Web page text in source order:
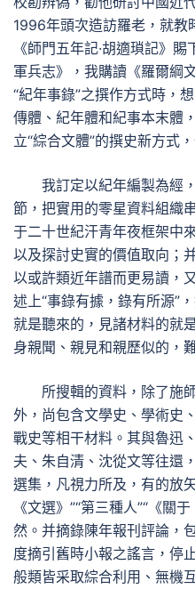
1996年頭次造訪羅老，就教
《師門五年記·胡適瑣記》
軍兵志》，我購讀《羅爾綱
“紀年事錄”之撰作方式時，
傳體、紀年體和紀事本末體
立“綜合文體”的撰史新方式
我訂定以紀年編製為經
節，把實用的零星資料組織
于二十世紀汗青年夜框架中
以及探討史實的價值取向；
以或許類近年譜而更易讀，
述上“事錄有據，錄有所源”
就是聽來的，見諸材料的就
身親聞、親見和親歷似的，
所搜輯的資料，除了施
外，尚包含文學史、學術史
戰史等相干材料。其與魯迅
夫、朱自清、沈從文等往還
選集，凡視力所及，有的放
《文選》”“第三種人”“《關
然。并摘錄陳年報刊評論，
度摘引舊時小報之謠言，停
般類皆采取綜合利用、無機